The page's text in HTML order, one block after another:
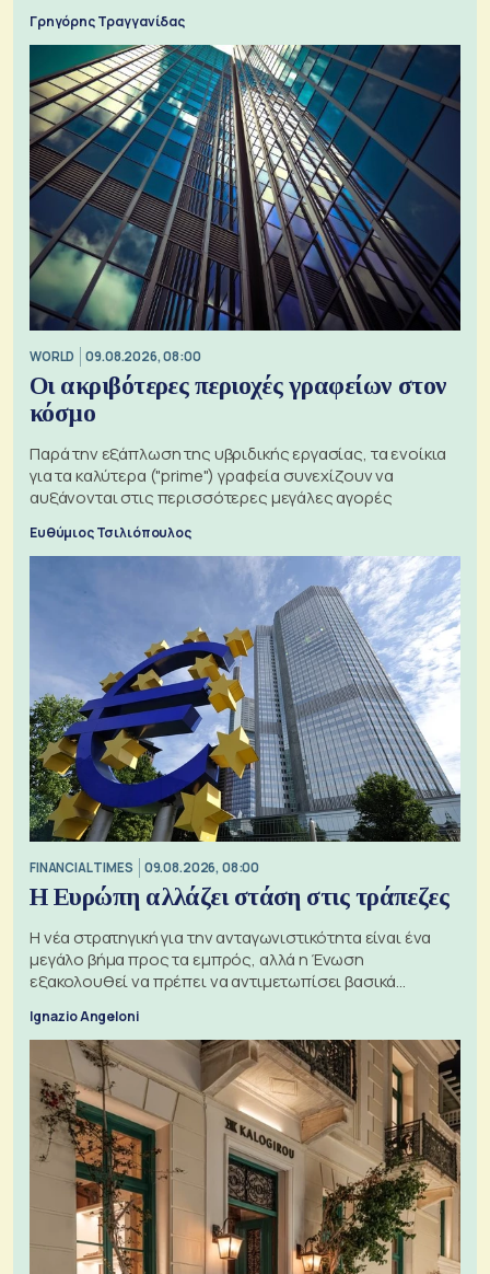
Γρηγόρης Τραγγανίδας
WORLD 09.08.2026, 08:00
Οι ακριβότερες περιοχές γραφείων στον
κόσμο
Παρά την εξάπλωση της υβριδικής εργασίας, τα ενοίκια
για τα καλύτερα ("prime") γραφεία συνεχίζουν να
αυξάνονται στις περισσότερες μεγάλες αγορές
Ευθύμιος Τσιλιόπουλος
FINANCIAL TIMES 09.08.2026, 08:00
Η Ευρώπη αλλάζει στάση στις τράπεζες
Η νέα στρατηγική για την ανταγωνιστικότητα είναι ένα
μεγάλο βήμα προς τα εμπρός, αλλά η Ένωση
εξακολουθεί να πρέπει να αντιμετωπίσει βασικά
Ignazio Angeloni